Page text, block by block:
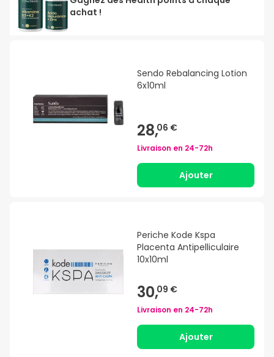
achat !
Sendo Rebalancing Lotion
6x10ml
28,06 €
Livraison en 24-72h
Ajouter
Periche Kode Kspa
Placenta Antipelliculaire
10x10ml
30,09 €
Livraison en 24-72h
Ajouter